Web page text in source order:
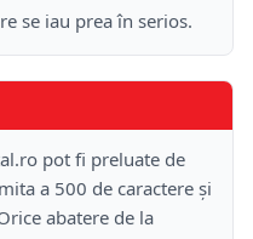
se iau prea în serios.
pot fi preluate de
a 500 de caractere și
abatere de la